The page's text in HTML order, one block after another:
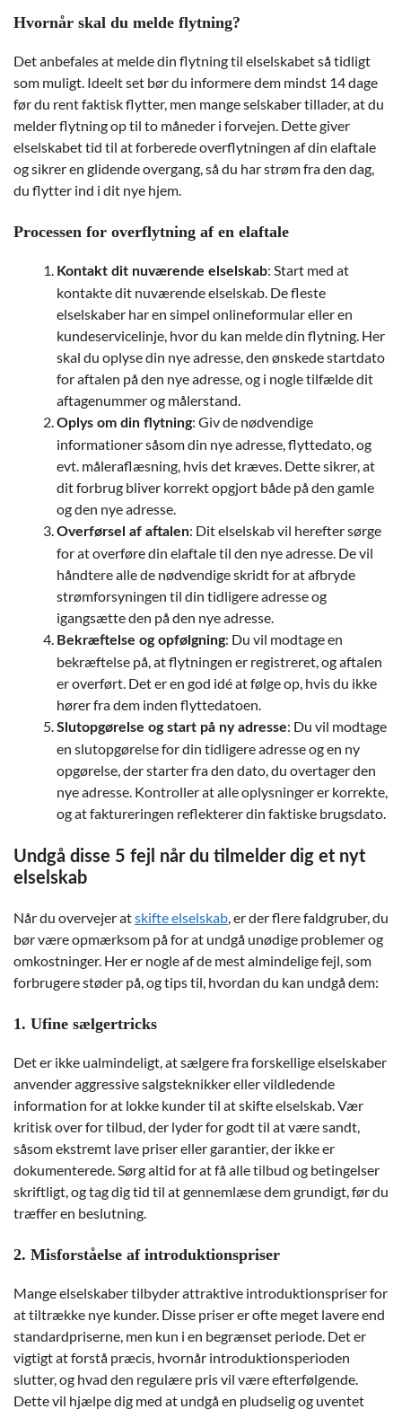
Hvornår skal du melde flytning?
Det anbefales at melde din flytning til elselskabet så tidligt
som muligt. Ideelt set bør du informere dem mindst 14 dage
før du rent faktisk flytter, men mange selskaber tillader, at du
melder flytning op til to måneder i forvejen. Dette giver
elselskabet tid til at forberede overflytningen af din elaftale
og sikrer en glidende overgang, så du har strøm fra den dag,
du flytter ind i dit nye hjem.
Processen for overflytning af en elaftale
Kontakt dit nuværende elselskab: Start med at
kontakte dit nuværende elselskab. De fleste
elselskaber har en simpel onlineformular eller en
kundeservicelinje, hvor du kan melde din flytning. Her
skal du oplyse din nye adresse, den ønskede startdato
for aftalen på den nye adresse, og i nogle tilfælde dit
aftagenummer og målerstand.
Oplys om din flytning: Giv de nødvendige
informationer såsom din nye adresse, flyttedato, og
evt. måleraflæsning, hvis det kræves. Dette sikrer, at
dit forbrug bliver korrekt opgjort både på den gamle
og den nye adresse.
Overførsel af aftalen: Dit elselskab vil herefter sørge
for at overføre din elaftale til den nye adresse. De vil
håndtere alle de nødvendige skridt for at afbryde
strømforsyningen til din tidligere adresse og
igangsætte den på den nye adresse.
Bekræftelse og opfølgning: Du vil modtage en
bekræftelse på, at flytningen er registreret, og aftalen
er overført. Det er en god idé at følge op, hvis du ikke
hører fra dem inden flyttedatoen.
Slutopgørelse og start på ny adresse: Du vil modtage
en slutopgørelse for din tidligere adresse og en ny
opgørelse, der starter fra den dato, du overtager den
nye adresse. Kontroller at alle oplysninger er korrekte,
og at faktureringen reflekterer din faktiske brugsdato.
Undgå disse 5 fejl når du tilmelder dig et nyt
elselskab
Når du overvejer atskifte elselskab, er der flere faldgruber, du
bør være opmærksom på for at undgå unødige problemer og
omkostninger. Her er nogle af de mest almindelige fejl, som
forbrugere støder på, og tips til, hvordan du kan undgå dem:
1. Ufine sælgertricks
Det er ikke ualmindeligt, at sælgere fra forskellige elselskaber
anvender aggressive salgsteknikker eller vildledende
information for at lokke kunder til at skifte elselskab. Vær
kritisk over for tilbud, der lyder for godt til at være sandt,
såsom ekstremt lave priser eller garantier, der ikke er
dokumenterede. Sørg altid for at få alle tilbud og betingelser
skriftligt, og tag dig tid til at gennemlæse dem grundigt, før du
træffer en beslutning.
2. Misforståelse af introduktionspriser
Mange elselskaber tilbyder attraktive introduktionspriser for
at tiltrække nye kunder. Disse priser er ofte meget lavere end
standardpriserne, men kun i en begrænset periode. Det er
vigtigt at forstå præcis, hvornår introduktionsperioden
slutter, og hvad den regulære pris vil være efterfølgende.
Dette vil hjælpe dig med at undgå en pludselig og uventet